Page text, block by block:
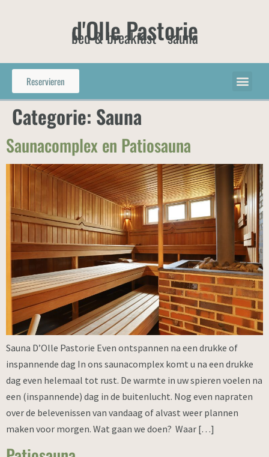
d'Olle Pastorie
bed & breakfast - sauna
Reservieren
Categorie: Sauna
Saunacomplex en Patiosauna
Sauna D’Olle Pastorie Even ontspannen na een drukke of
inspannende dag In ons saunacomplex komt u na een drukke
dag even helemaal tot rust. De warmte in uw spieren voelen na
een (inspannende) dag in de buitenlucht. Nog even napraten
over de belevenissen van vandaag of alvast weer plannen
maken voor morgen. Wat gaan we doen? Waar […]